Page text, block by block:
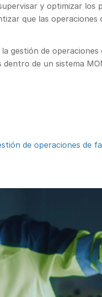
y optimizar los
que las
gestión de
de un sistema
de operaciones de